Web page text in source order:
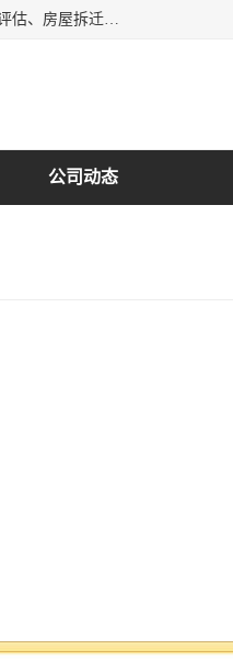
峡岭（重庆）第三方评估咨询有限公司主营：房屋拆迁征收评估、花卉苗木价值评估、资产评估事务所、养殖场评估、房屋拆迁服务公司等，形成了综合一体化的资产评估、财务审计和资产优化处置服务，是在全国同行业中资质全、业务服务范围广、具有影响力的综合服务机构。
公司动态